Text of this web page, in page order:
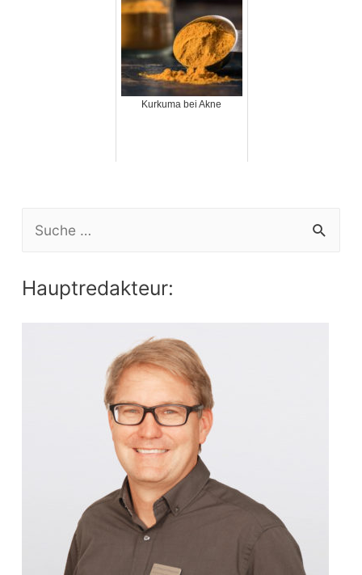
Kurkuma bei Akne
Hauptredakteur: